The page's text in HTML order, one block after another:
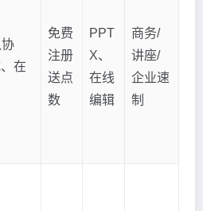
在
免费
注册
送点
数
PPT
X、
在线
编辑
商务/
讲座/
企业速
制